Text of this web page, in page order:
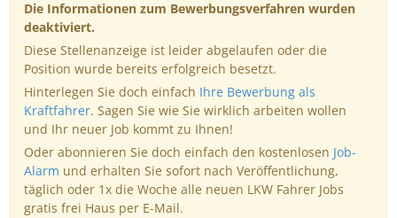
Die Informationen zum Bewerbungsverfahren wurden
deaktiviert.
Diese Stellenanzeige ist leider abgelaufen oder die
Position wurde bereits erfolgreich besetzt.
Hinterlegen Sie doch einfach Ihre Bewerbung als
Kraftfahrer. Sagen Sie wie Sie wirklich arbeiten wollen
und Ihr neuer Job kommt zu Ihnen!
Oder abonnieren Sie doch einfach den kostenlosen Job-
Alarm und erhalten Sie sofort nach Veröffentlichung,
täglich oder 1x die Woche alle neuen LKW Fahrer Jobs
gratis frei Haus per E-Mail.